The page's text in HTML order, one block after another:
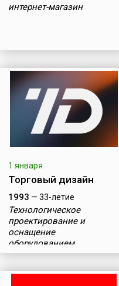
интернет-магазин
1 января
Торговый дизайн
1993 — 33-летие
Технологическое
проектирование и
оснащение
оборудованием